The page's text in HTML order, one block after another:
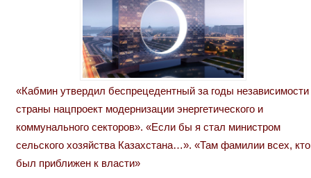
«Кабмин утвердил беспрецедентный за годы независимости
страны нацпроект модернизации энергетического и
коммунального секторов». «Если бы я стал министром
сельского хозяйства Казахстана…». «Там фамилии всех, кто
был приближен к власти»